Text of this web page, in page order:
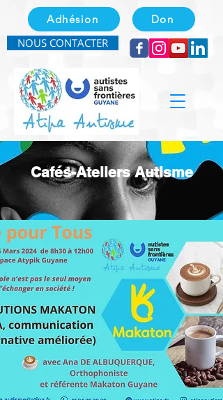
Adhésion Don
NOUS CONTACTER
Cafés-Ateliers Autisme